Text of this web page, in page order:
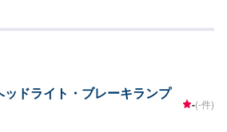
ヘッドライトユニット交換費用20,000円~ヘッ
(追加でライト本体代がかかります)---------------
は埼玉県深谷市にある自動車整備工場です。国
す。キズヘコミ修理の鈑金塗装を1番得意とし
取り付け等まで幅広くご対応させていただきま
士の国家資格を持っておりますのでお客様の
ドライト・ブレーキランプ
-(-件)